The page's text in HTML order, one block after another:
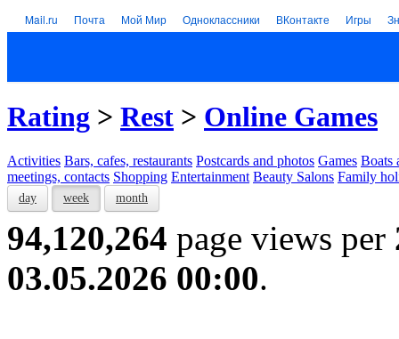
Mail.ru Почта Мой Мир Одноклассники ВКонтакте Игры
Rating > Rest > Online Games
Activities Bars, cafes, restaurants Postcards and photos Games Boats
meetings, contacts Shopping Entertainment Beauty Salons Family
day week month
94,120,264 page views per
03.05.2026 00:00.